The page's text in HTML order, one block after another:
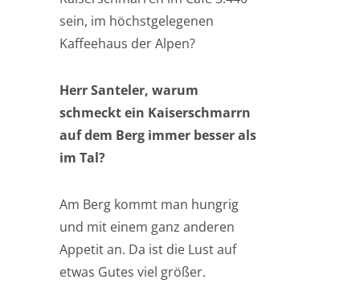
sein, im höchstgelegenen
Kaffeehaus der Alpen?
Herr Santeler, warum
schmeckt ein Kaiserschmarrn
auf dem Berg immer besser als
im Tal?
Am Berg kommt man hungrig
und mit einem ganz anderen
Appetit an. Da ist die Lust auf
etwas Gutes viel größer.